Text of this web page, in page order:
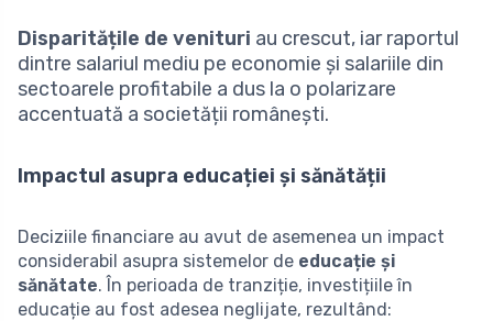
Disparitățile de venituri au crescut, iar raportul
dintre salariul mediu pe economie și salariile din
sectoarele profitabile a dus la o polarizare
accentuată a societății românești.
Impactul asupra educației și sănătății
Deciziile financiare au avut de asemenea un impact
considerabil asupra sistemelor de educație și
sănătate. În perioada de tranziție, investițiile în
educație au fost adesea neglijate, rezultând: